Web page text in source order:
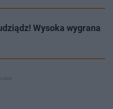
Wysoka wygrana